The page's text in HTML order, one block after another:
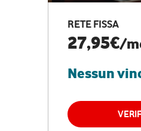
RETE FISSA
27,95€/
Nessun